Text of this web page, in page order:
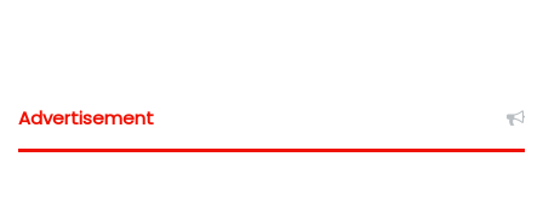
Advertisement